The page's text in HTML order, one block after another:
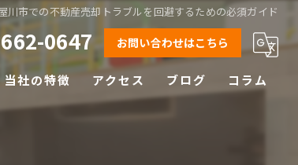
川市での不動産売却トラブルを回避するための必須ガイド
0647 お問い合わせはこちら
当社の特徴 アクセス ブログ コラム